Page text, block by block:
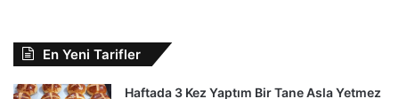
En Yeni Tarifler
Haftada 3 Kez Yaptım Bir Tane Asla Yetmez